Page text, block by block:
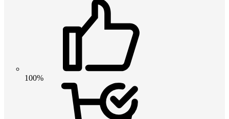
100%